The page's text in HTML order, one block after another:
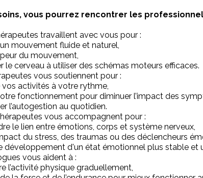
vous pourrez rencontrer les
travaillent avec vous pour :
mouvement fluide et naturel,
du mouvement,
le cerveau à utiliser des schémas moteurs efficaces.
vous soutiennent pour :
vos activités à votre rythme,
fonctionnement pour diminuer l’impact des
l’autogestion au quotidien.
vous accompagnent pour :
le lien entre émotions, corps et système nerveux,
du stress, des traumas ou des déclencheurs
développement d'un état émotionnel plus stable et
vous aident à :
l’activité physique graduellement,